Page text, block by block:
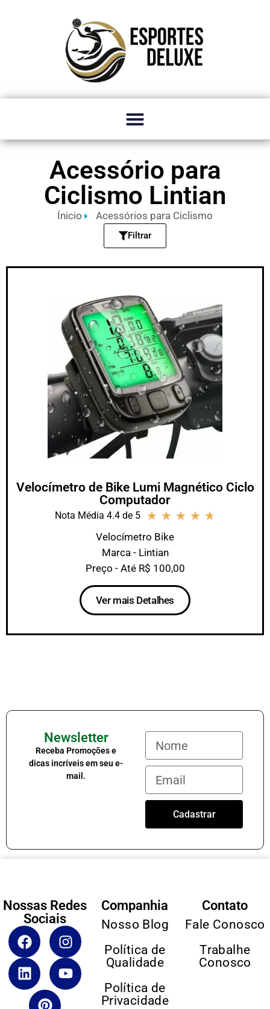
Acessório para
Ciclismo Lintian
Ínicio Acessórios para Ciclismo
Filtrar
Velocímetro de Bike Lumi Magnético Ciclo
Computador
Nota Média 4.4 de 5 ★ ★ ★ ★ ★
Velocímetro Bike
Marca - Lintian
Preço - Até R$ 100,00
Ver mais Detalhes
Newsletter
Receba Promoções e
dicas incríveis em seu e-
mail.
Cadastrar
Nossas Redes
Sociais
Companhia
Nosso Blog
Política de
Qualidade
Política de
Privacidade
Contato
Fale Conosco
Trabalhe
Conosco